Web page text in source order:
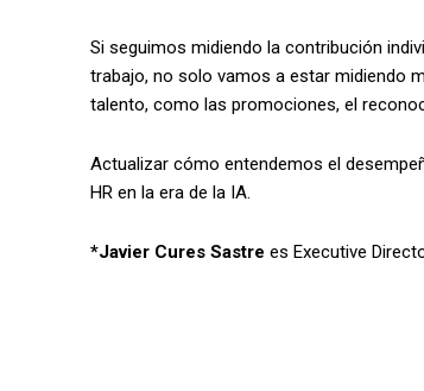
Si seguimos midiendo la contribución
trabajo, no solo vamos a estar midiendo
talento, como las promociones, el
Actualizar cómo entendemos el
HR en la era de la IA.
*Javier Cures Sastre es Executive